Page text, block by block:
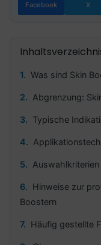
Facebook X
Was sind Skin
Abgrenzung:
Typische
Hinweise zur
Boostern
Häufig gestellte